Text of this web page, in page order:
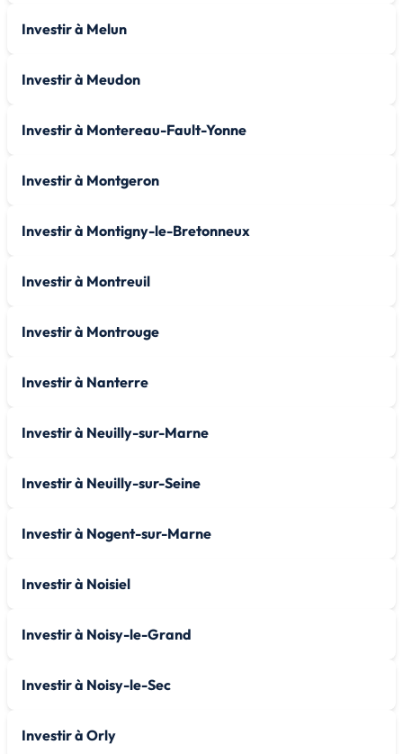
Investir à Melun
Investir à Meudon
Investir à Montereau-Fault-Yonne
Investir à Montgeron
Investir à Montigny-le-Bretonneux
Investir à Montreuil
Investir à Montrouge
Investir à Nanterre
Investir à Neuilly-sur-Marne
Investir à Neuilly-sur-Seine
Investir à Nogent-sur-Marne
Investir à Noisiel
Investir à Noisy-le-Grand
Investir à Noisy-le-Sec
Investir à Orly